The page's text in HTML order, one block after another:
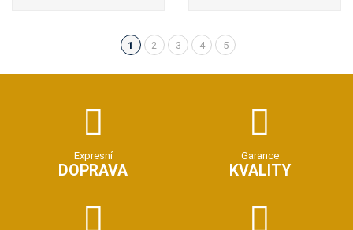
1(aktuální)
2 3 4 5
Expresní
DOPRAVA
Garance
KVALITY